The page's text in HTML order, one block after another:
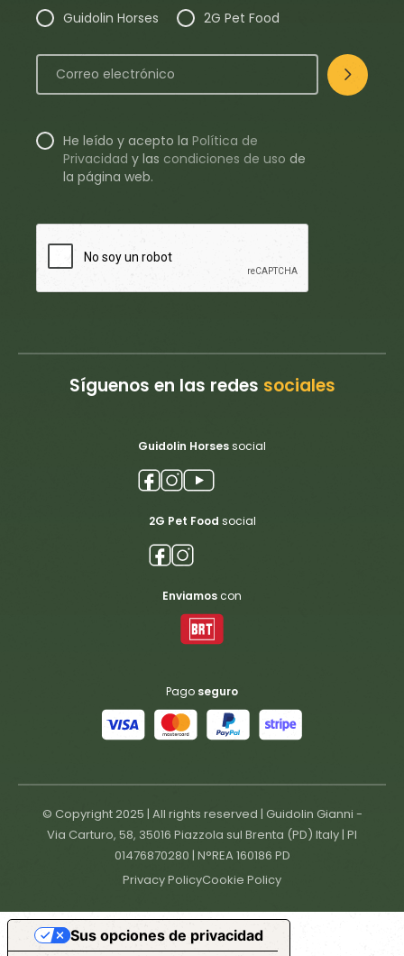
Guidolin Horses 2G Pet Food
He leído y acepto laPolítica de
Privacidad ylas condiciones de uso de
la página web.
Síguenos en las redes sociales
Guidolin Horsessocial
2G Pet Food social
Enviamoscon
Pago seguro
© Copyright 2025 | All rights reserved | Guidolin Gianni -
Via Carturo, 58, 35016 Piazzola sul Brenta (PD) Italy | PI
01476870280 | N°REA 160186 PD
Privacy PolicyCookie Policy
Sus opciones de privacidad